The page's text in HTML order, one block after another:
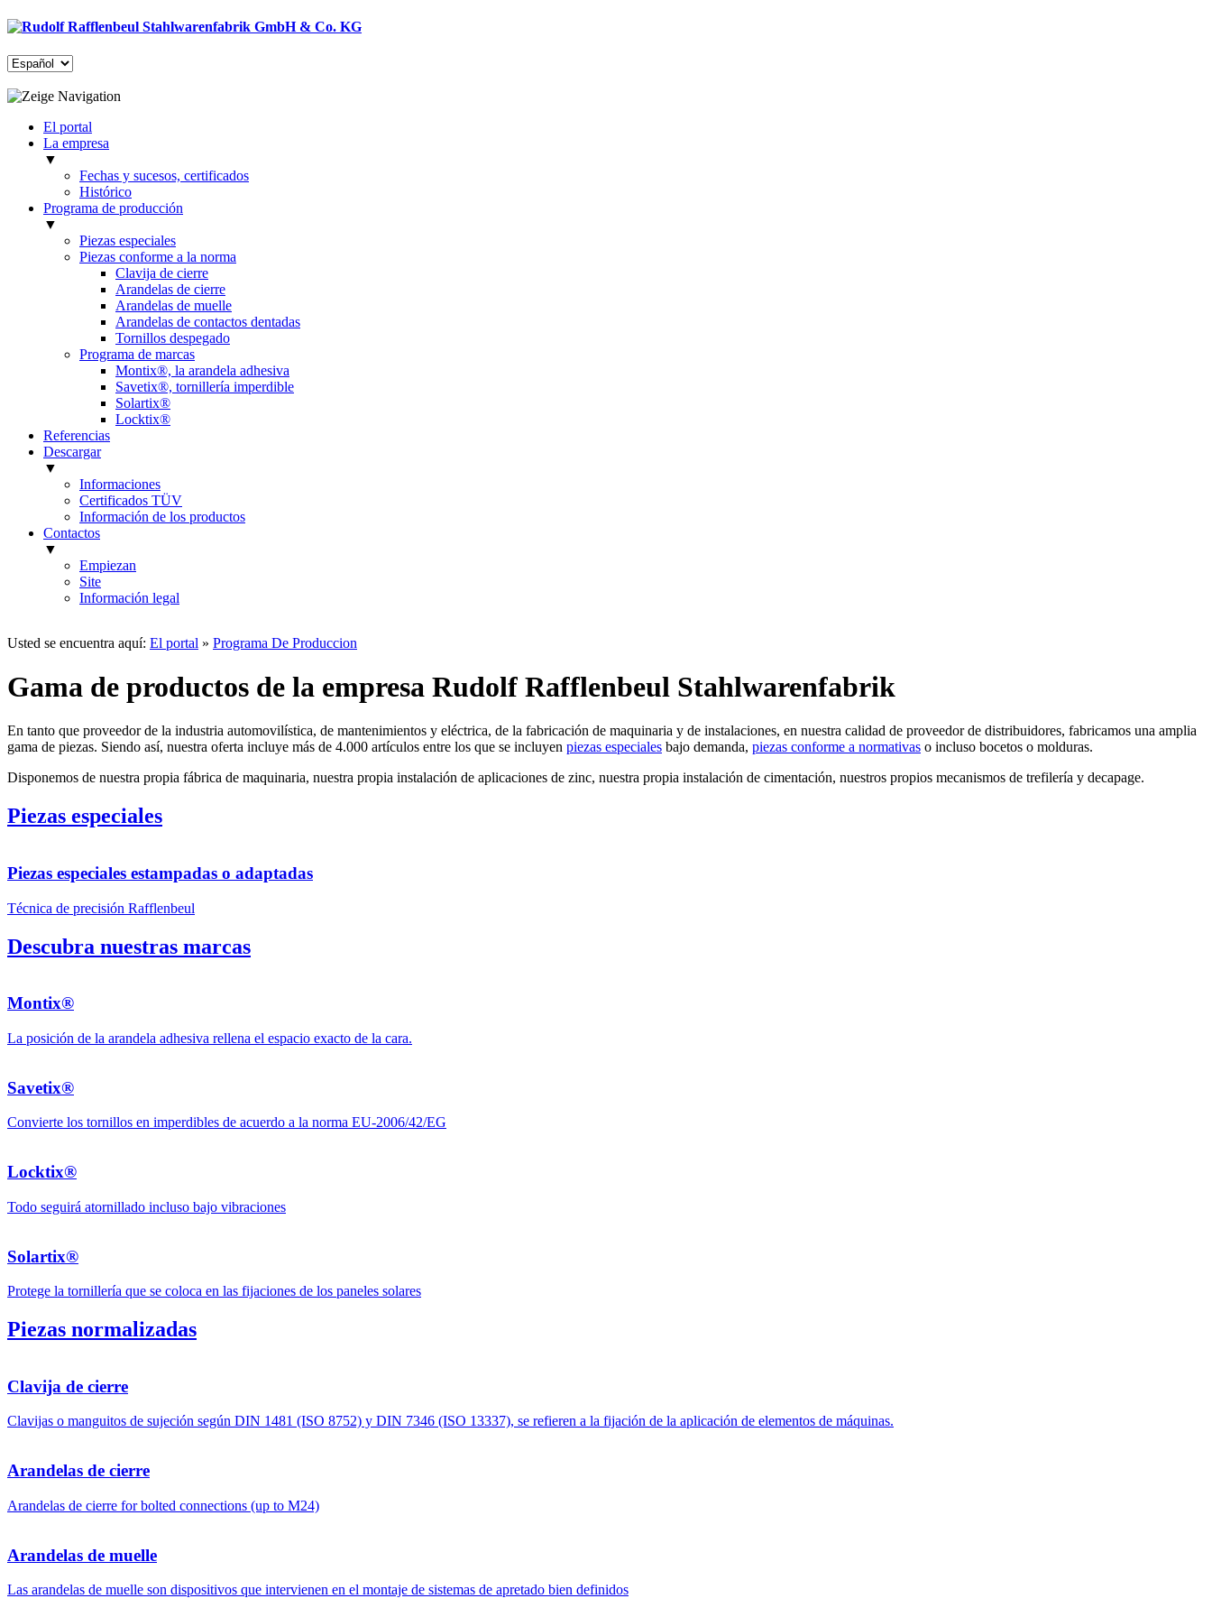
El portal
La empresa
▼
Fechas y sucesos, certificados
Histórico
Programa de producción
▼
Piezas especiales
Piezas conforme a la norma
Clavija de cierre
Arandelas de cierre
Arandelas de muelle
Arandelas de contactos dentadas
Tornillos despegado
Programa de marcas
Montix®, la arandela adhesiva
Savetix®, tornillería imperdible
Solartix®
Locktix®
Referencias
Descargar
▼
Informaciones
Certificados TÜV
Información de los productos
Contactos
▼
Empiezan
Site
Información legal
Usted se encuentra aquí: El portal » Programa De Produccion
Gama de productos de la empresa Rudolf Rafflenbeul Stahlwarenfabrik
En tanto que proveedor de la industria automovilística, de mantenimientos y eléctrica, de la fabricación de maquinaria y de instalaciones, en nuestra calidad de proveedor de distribuidores, fabricamos una amplia
gama de piezas. Siendo así, nuestra oferta incluye más de 4.000 artículos entre los que se incluyen piezas especiales bajo demanda, piezas conforme a normativas o incluso bocetos o molduras.
Disponemos de nuestra propia fábrica de maquinaria, nuestra propia instalación de aplicaciones de zinc, nuestra propia instalación de cimentación, nuestros propios mecanismos de trefilería y decapage.
Piezas especiales
Piezas especiales estampadas o adaptadas
Técnica de precisión Rafflenbeul
Descubra nuestras marcas
Montix®
La posición de la arandela adhesiva rellena el espacio exacto de la cara.
Savetix®
Convierte los tornillos en imperdibles de acuerdo a la norma EU-2006/42/EG
Locktix®
Todo seguirá atornillado incluso bajo vibraciones
Solartix®
Protege la tornillería que se coloca en las fijaciones de los paneles solares
Piezas normalizadas
Clavija de cierre
Clavijas o manguitos de sujeción según DIN 1481 (ISO 8752) y DIN 7346 (ISO 13337), se refieren a la fijación de la aplicación de elementos de máquinas.
Arandelas de cierre
Arandelas de cierre for bolted connections (up to M24)
Arandelas de muelle
Las arandelas de muelle son dispositivos que intervienen en el montaje de sistemas de apretado bien definidos